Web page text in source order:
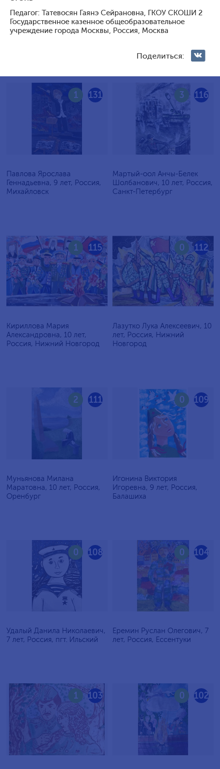
Педагог: Татевосян Гаянэ Сейрановна, ГКОУ СКОШИ 2
Государственное казенное общеобразовательное
учреждение города Москвы, Россия, Москва
Поделиться:
Голосование жюри
Голосования зрителей
131
1
Павлова Ярослава
Геннадьевна, 9 лет, Россия,
Михайловск
116
3
Мартый-оол Анчы-Белек
Шолбанович, 10 лет, Россия,
Санкт-Петербург
115
1
Кириллова Мария
Александровна, 10 лет,
Россия, Нижний Новгород
112
0
Лазутко Лука Алексеевич, 10
лет, Россия, Нижний
Новгород
111
2
Муньянова Милана
Маратовна, 10 лет, Россия,
Оренбург
109
0
Игонина Виктория
Игоревна, 9 лет, Россия,
Балашиха
108
0
Удалый Данила Николаевич,
7 лет, Россия, пгт. Ильский
104
0
Еремин Руслан Олегович, 7
лет, Россия, Ессентуки
103
1 102
0